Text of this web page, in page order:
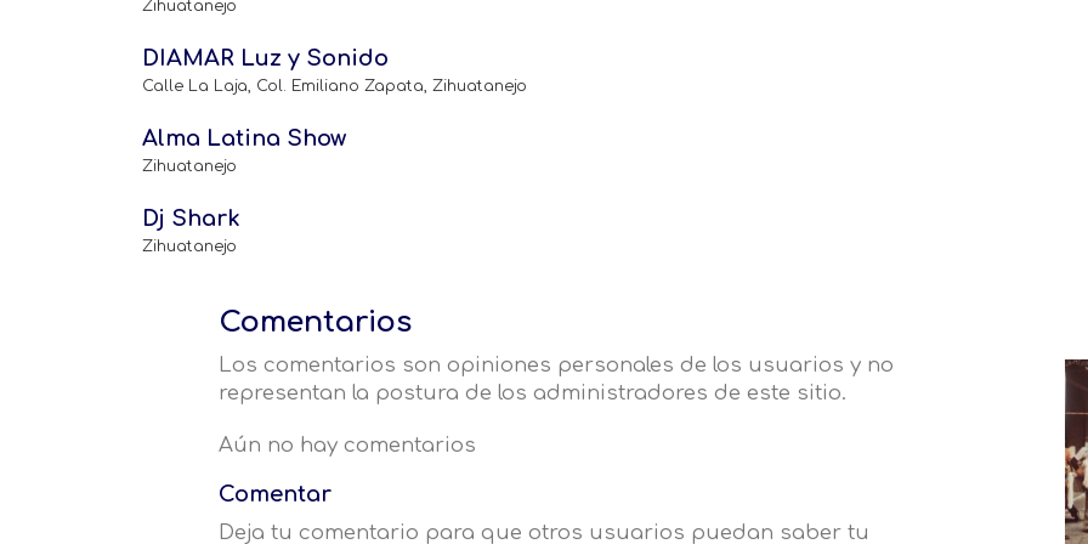
Zihuatanejo
DIAMAR Luz y Sonido
Calle La Laja, Col. Emiliano Zapata, Zihuatanejo
Alma Latina Show
Zihuatanejo
Dj Shark
Zihuatanejo
Comentarios
Los comentarios son opiniones personales de los usuarios y no
representan la postura de los administradores de este sitio.
Aún no hay comentarios
Comentar
Deja tu comentario para que otros usuarios puedan saber tu